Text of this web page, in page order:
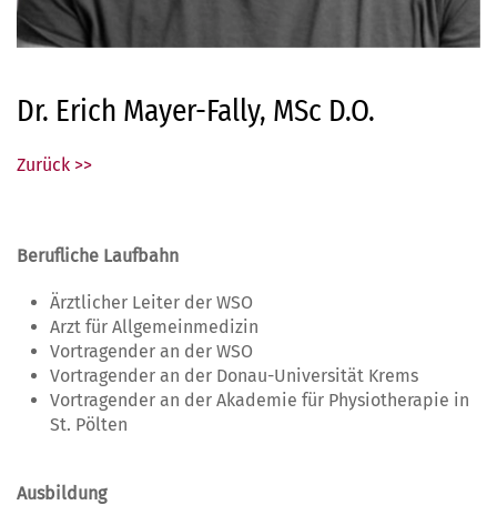
Dr. Erich Mayer-Fally, MSc D.O.
Zurück >>
Berufliche Laufbahn
Ärztlicher Leiter der WSO
Arzt für Allgemeinmedizin
Vortragender an der WSO
Vortragender an der Donau-Universität Krems
Vortragender an der Akademie für Physiotherapie in
St. Pölten
Ausbildung